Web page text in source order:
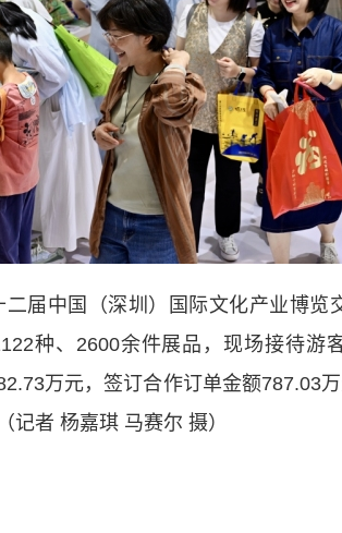
中国（深圳）国际文化产业博览
种、2600余件展品，现场接待游
万元，签订合作订单金额787.03
记者 杨嘉琪 马赛尔 摄）